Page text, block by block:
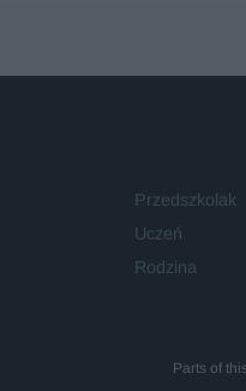
Przedszkolak
Uczeń
Rodzina
Parts of